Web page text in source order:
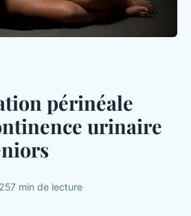
périnéale
urinaire
7 min de lecture